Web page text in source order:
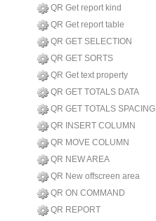
QR Get report kind
QR Get report table
QR GET SELECTION
QR GET SORTS
QR Get text property
QR GET TOTALS DATA
QR GET TOTALS SPACING
QR INSERT COLUMN
QR MOVE COLUMN
QR NEW AREA
QR New offscreen area
QR ON COMMAND
QR REPORT